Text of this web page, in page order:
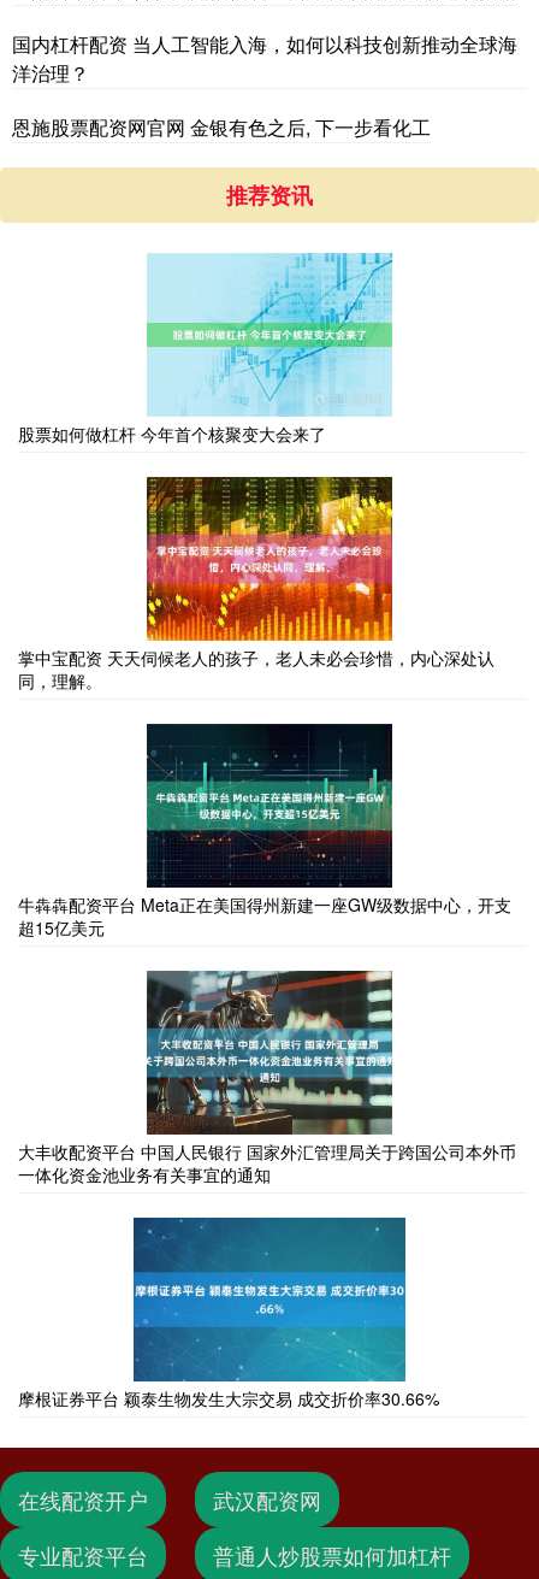
国内杠杆配资 当人工智能入海，如何以科技创新推动全球海
洋治理？
恩施股票配资网官网 金银有色之后, 下一步看化工
推荐资讯
股票如何做杠杆 今年首个核聚变大会来了
掌中宝配资 天天伺候老人的孩子，老人未必会珍惜，内心深处认
同，理解。
牛犇犇配资平台 Meta正在美国得州新建一座GW级数据中心，开支
超15亿美元
大丰收配资平台 中国人民银行 国家外汇管理局关于跨国公司本外币
一体化资金池业务有关事宜的通知
摩根证券平台 颖泰生物发生大宗交易 成交折价率30.66%
在线配资开户
武汉配资网
专业配资平台
普通人炒股票如何加杠杆